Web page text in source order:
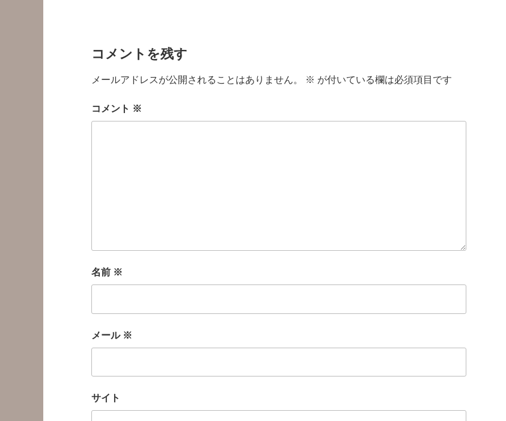
コメントを残す
メールアドレスが公開されることはありません。 ※ が付いている欄は必須項目です
コメント ※
名前 ※
メール ※
サイト